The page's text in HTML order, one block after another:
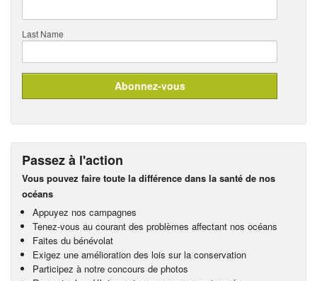
Last Name
Passez à l'action
Vous pouvez faire toute la différence dans la santé de nos
océans
Appuyez nos campagnes
Tenez-vous au courant des problèmes affectant nos océans
Faites du bénévolat
Exigez une amélioration des lois sur la conservation
Participez à notre concours de photos